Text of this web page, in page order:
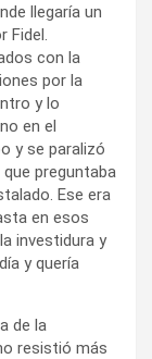
llegaría un
Fidel.
con la
por la
y lo
en el
y se paralizó
preguntaba
Ese era
en esos
investidura y
y quería
de la
resistió más